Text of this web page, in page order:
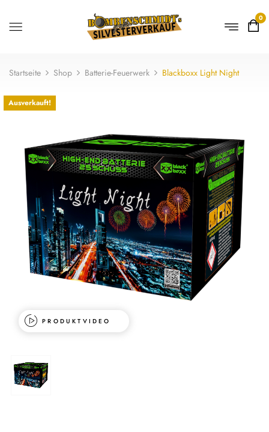
0
Startseite Shop Batterie-Feuerwerk Blackboxx Light Night
PRODUKTVIDEO
Ausverkauft!